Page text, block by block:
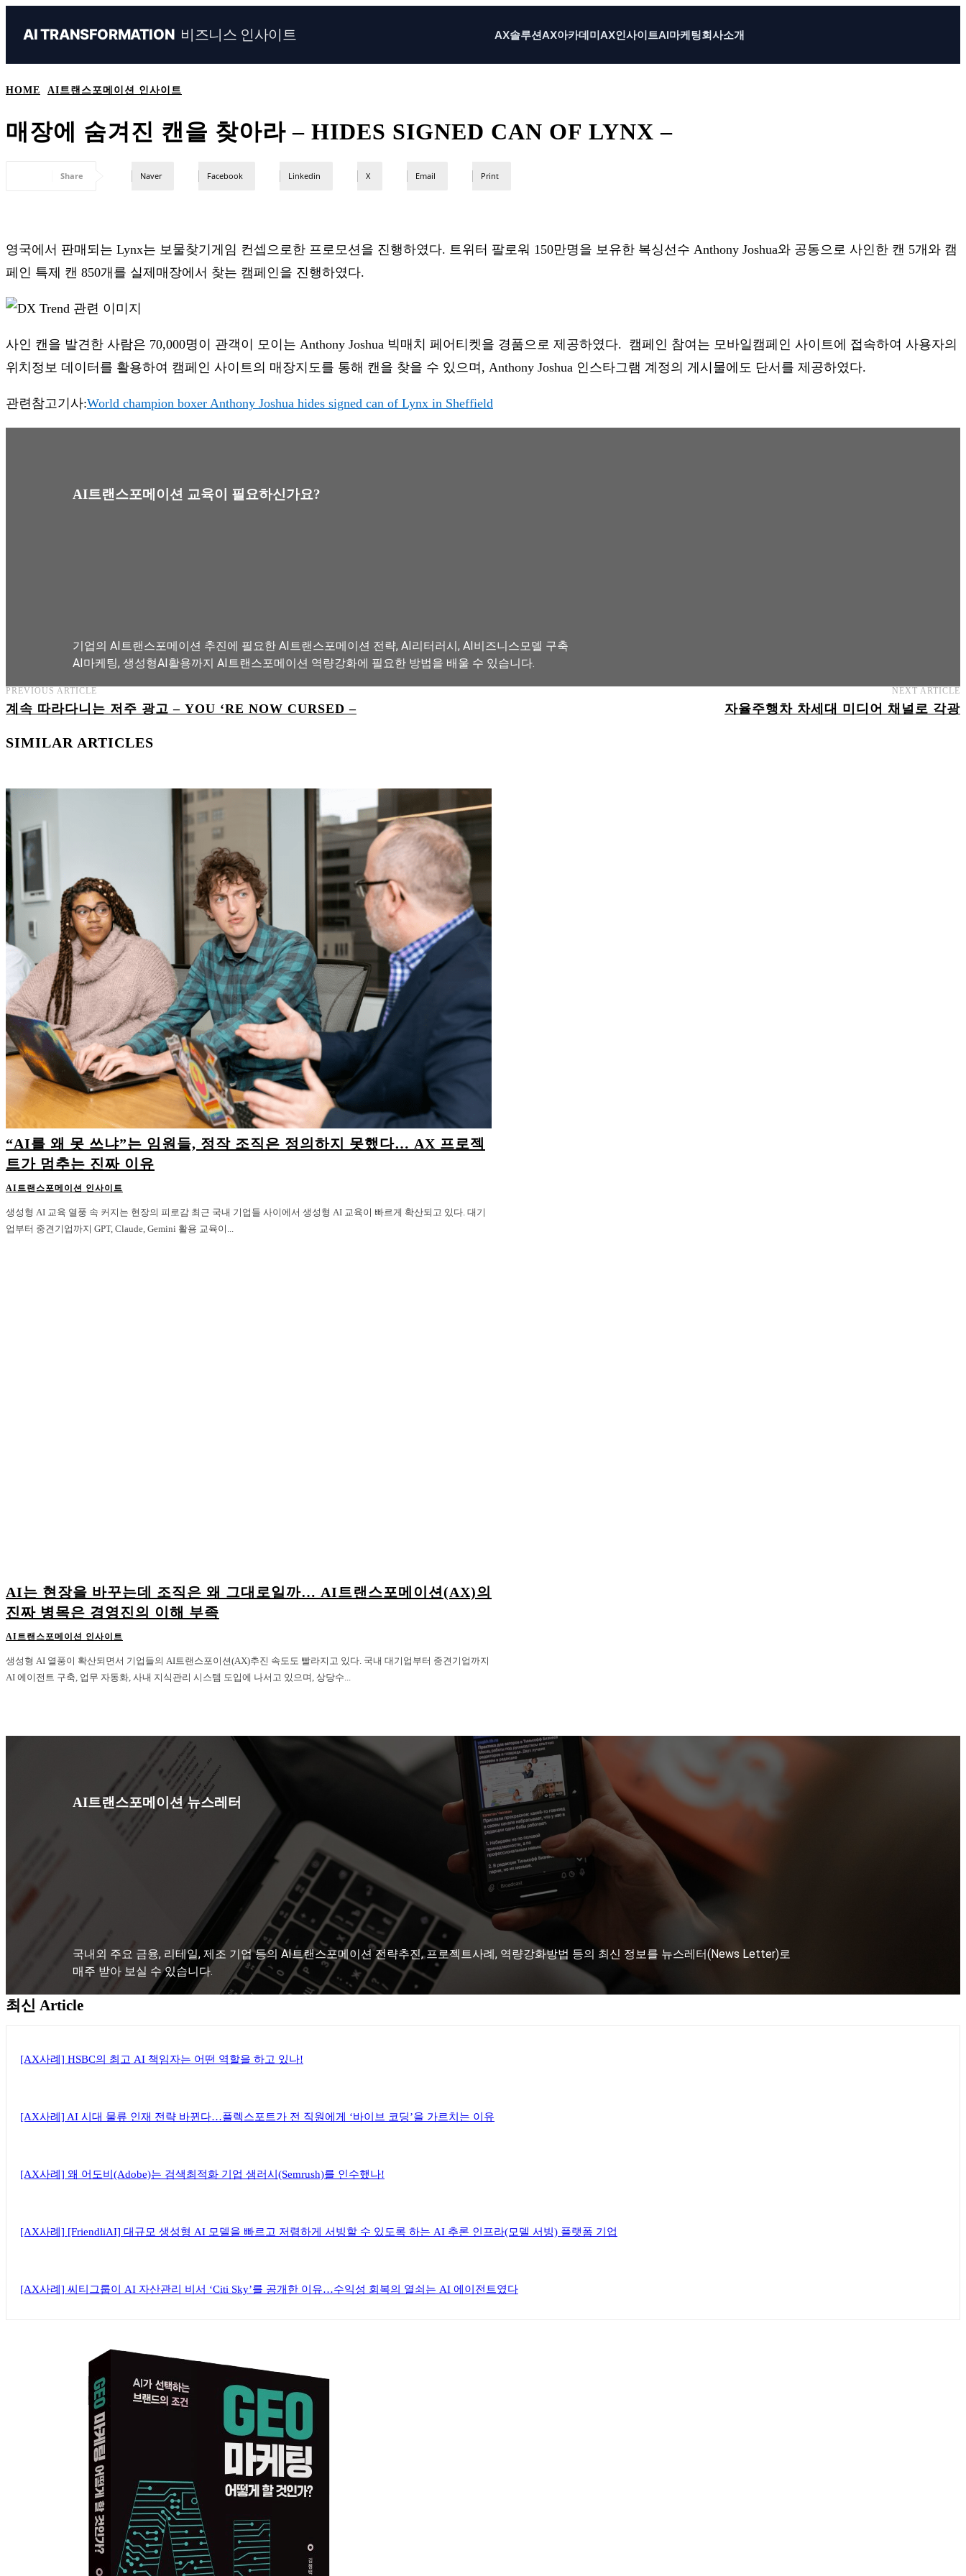
AI TRANSFORMATION 비즈니스 인사이트 AX솔루션AX아카데미AX인사이트AI마케팅회사소개
HOME AI트랜스포메이션 인사이트
매장에 숨겨진 캔을 찾아라 – HIDES SIGNED CAN OF LYNX –
Share Naver Facebook Linkedin X Email Print
영국에서 판매되는 Lynx는 보물찾기게임 컨셉으로한 프로모션을 진행하였다. 트위터 팔로워 150만명을 보유한 복싱선수 Anthony Joshua와 공동으로 사인한 캔 5개와 캠
페인 특제 캔 850개를 실제매장에서 찾는 캠페인을 진행하였다.
사인 캔을 발견한 사람은 70,000명이 관객이 모이는 Anthony Joshua 빅매치 페어티켓을 경품으로 제공하였다. 캠페인 참여는 모바일캠페인 사이트에 접속하여 사용자의
위치정보 데이터를 활용하여 캠페인 사이트의 매장지도를 통해 캔을 찾을 수 있으며, Anthony Joshua 인스타그램 계정의 게시물에도 단서를 제공하였다.
관련참고기사:World champion boxer Anthony Joshua hides signed can of Lynx in Sheffield
AI트랜스포메이션 교육이 필요하신가요?
기업의 AI트랜스포메이션 추진에 필요한 AI트랜스포메이션 전략, AI리터러시, AI비즈니스모델 구축
AI마케팅, 생성형AI활용까지 AI트랜스포메이션 역량강화에 필요한 방법을 배울 수 있습니다.
AI트랜스포메이션 아카데미 교육과정 보기
PREVIOUS ARTICLE
계속 따라다니는 저주 광고 – YOU ‘RE NOW CURSED –
NEXT ARTICLE
자율주행차 차세대 미디어 채널로 각광
SIMILAR ARTICLES
“AI를 왜 못 쓰냐”는 임원들, 정작 조직은 정의하지 못했다… AX 프로젝
트가 멈추는 진짜 이유
AI트랜스포메이션 인사이트
생성형 AI 교육 열풍 속 커지는 현장의 피로감 최근 국내 기업들 사이에서 생성형 AI 교육이 빠르게 확산되고 있다. 대기
업부터 중견기업까지 GPT, Claude, Gemini 활용 교육이...
AI는 현장을 바꾸는데 조직은 왜 그대로일까… AI트랜스포메이션(AX)의
진짜 병목은 경영진의 이해 부족
AI트랜스포메이션 인사이트
생성형 AI 열풍이 확산되면서 기업들의 AI트랜스포이션(AX)추진 속도도 빨라지고 있다. 국내 대기업부터 중견기업까지
AI 에이전트 구축, 업무 자동화, 사내 지식관리 시스템 도입에 나서고 있으며, 상당수...
AI트랜스포메이션 뉴스레터
국내외 주요 금융, 리테일, 제조 기업 등의 AI트랜스포메이션 전략추진, 프로젝트사례, 역량강화방법 등의 최신 정보를 뉴스레터(News Letter)로
매주 받아 보실 수 있습니다.
최신 Article
[AX사례] HSBC의 최고 AI 책임자는 어떤 역할을 하고 있나!
[AX사례] AI 시대 물류 인재 전략 바뀐다…플렉스포트가 전 직원에게 ‘바이브 코딩’을 가르치는 이유
[AX사례] 왜 어도비(Adobe)는 검색최적화 기업 샘러시(Semrush)를 인수했나!
[AX사례] [FriendliAI] 대규모 생성형 AI 모델을 빠르고 저렴하게 서빙할 수 있도록 하는 AI 추론 인프라(모델 서빙) 플랫폼 기업
[AX사례] 씨티그룹이 AI 자산관리 비서 ‘Citi Sky’를 공개한 이유…수익성 회복의 열쇠는 AI 에이전트였다